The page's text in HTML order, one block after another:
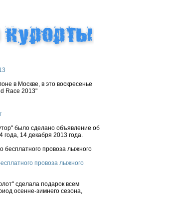
в Москве, в это воскресенье
Race 2013"
было сделано объявление об
года, 14 декабря 2013 года.
провоза лыжного
сделала подарок всем
осенне-зимнего сезона,